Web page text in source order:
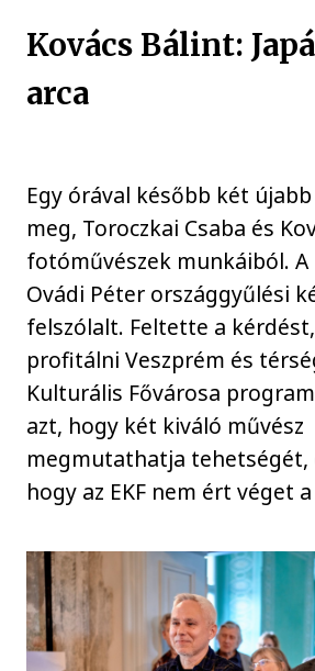
Kovács Bálint:
arca
Egy órával később két
meg, Toroczkai Csaba és
fotóművészek munkáiból.
Ovádi Péter országgyűlési
felszólalt. Feltette a
profitálni Veszprém és
Kulturális Fővárosa
azt, hogy két kiváló művész
megmutathatja tehetségét,
hogy az EKF nem ért véget